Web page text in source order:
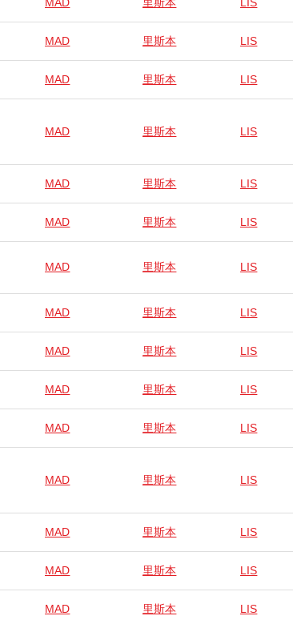
MAD 里斯本 LIS
MAD 里斯本 LIS
MAD 里斯本 LIS
MAD 里斯本 LIS
MAD 里斯本 LIS
MAD 里斯本 LIS
MAD 里斯本 LIS
MAD 里斯本 LIS
MAD 里斯本 LIS
MAD 里斯本 LIS
MAD 里斯本 LIS
MAD 里斯本 LIS
MAD 里斯本 LIS
MAD 里斯本 LIS